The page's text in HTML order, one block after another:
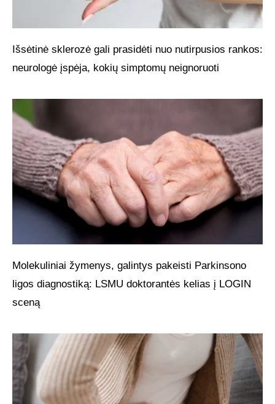
Išsėtinė sklerozė gali prasidėti nuo nutirpusios rankos:
neurologė įspėja, kokių simptomų neignoruoti
Molekuliniai žymenys, galintys pakeisti Parkinsono
ligos diagnostiką: LSMU doktorantės kelias į LOGIN
sceną